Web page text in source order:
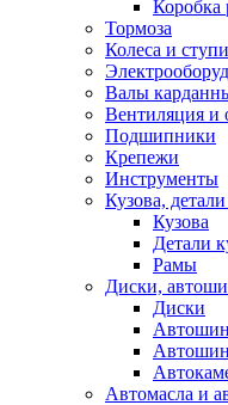
Коробка
Тормоза
Колеса и
Валы
Вентиляция и
Подшипники
Крепежи
Инструменты
Кузова,
Кузова
Детали
Рамы
Диски,
Диски
Автомасла и